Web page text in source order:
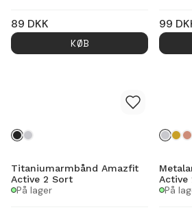
89 DKK
KØB
99
Titaniumarmbånd Amazfit
Active 2 Sort
På lager
Active
På